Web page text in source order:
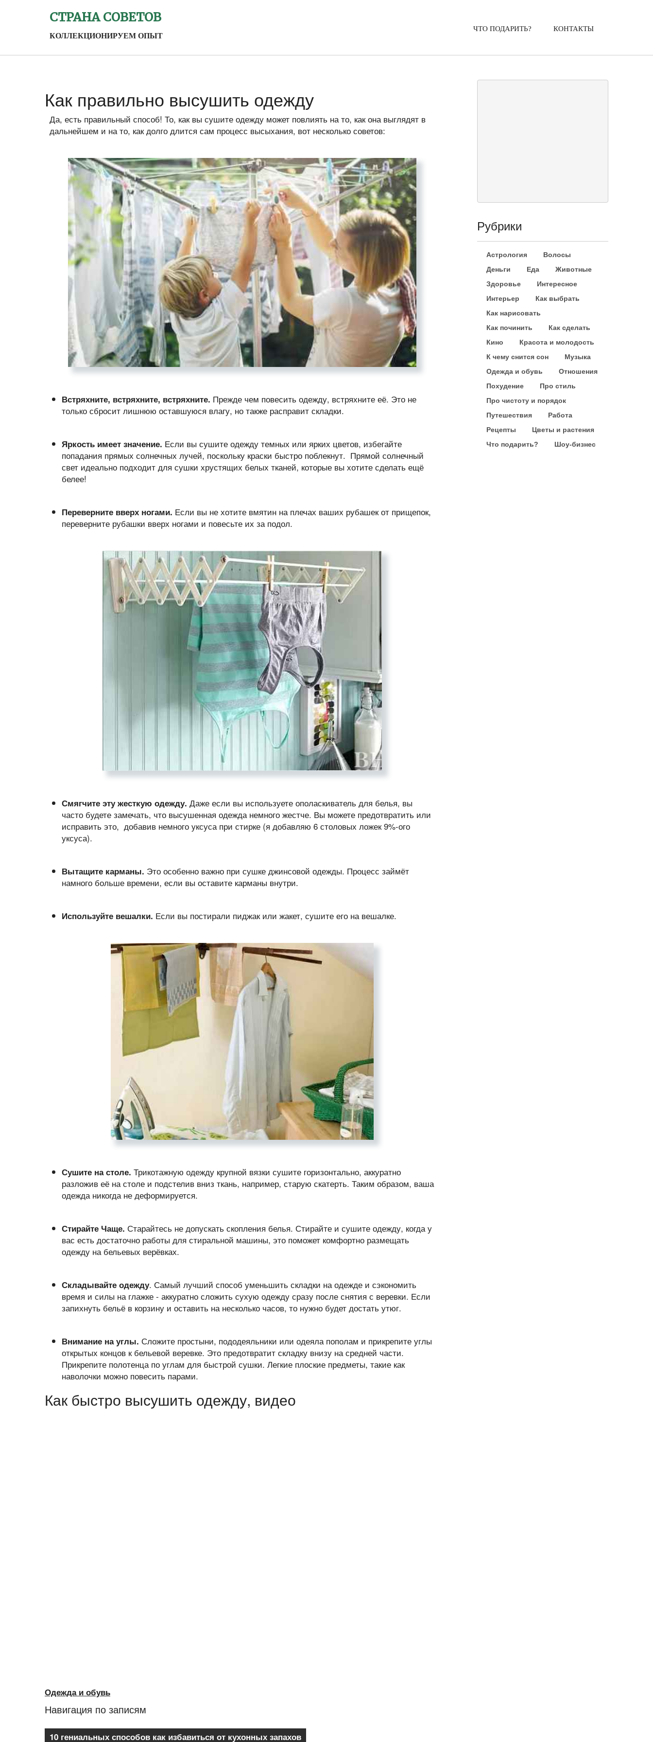
СТРАНА СОВЕТОВ
КОЛЛЕКЦИОНИРУЕМ ОПЫТ
ЧТО ПОДАРИТЬ? КОНТАКТЫ
Как правильно высушить одежду
Да, есть правильный способ! То, как вы сушите одежду может повлиять на то, как она выглядят в
дальнейшем и на то, как долго длится сам процесс высыхания, вот несколько советов:
Встряхните, встряхните, встряхните. Прежде чем повесить одежду, встряхните её. Это не
только сбросит лишнюю оставшуюся влагу, но также расправит складки.
Яркость имеет значение. Если вы сушите одежду темных или ярких цветов, избегайте
попадания прямых солнечных лучей, поскольку краски быстро поблекнут. Прямой солнечный
свет идеально подходит для сушки хрустящих белых тканей, которые вы хотите сделать ещё
белее!
Переверните вверх ногами. Если вы не хотите вмятин на плечах ваших рубашек от прищепок,
переверните рубашки вверх ногами и повесьте их за подол.
Смягчите эту жесткую одежду. Даже если вы используете ополаскиватель для белья, вы
часто будете замечать, что высушенная одежда немного жестче. Вы можете предотвратить или
исправить это, добавив немного уксуса при стирке (я добавляю 6 столовых ложек 9%-ого
уксуса).
Вытащите карманы. Это особенно важно при сушке джинсовой одежды. Процесс займёт
намного больше времени, если вы оставите карманы внутри.
Используйте вешалки. Если вы постирали пиджак или жакет, сушите его на вешалке.
Сушите на столе. Трикотажную одежду крупной вязки сушите горизонтально, аккуратно
разложив её на столе и подстелив вниз ткань, например, старую скатерть. Таким образом, ваша
одежда никогда не деформируется.
Стирайте Чаще. Старайтесь не допускать скопления белья. Стирайте и сушите одежду, когда у
вас есть достаточно работы для стиральной машины, это поможет комфортно размещать
одежду на бельевых верёвках.
Складывайте одежду. Самый лучший способ уменьшить складки на одежде и сэкономить
время и силы на глажке - аккуратно сложить сухую одежду сразу после снятия с веревки. Если
запихнуть бельё в корзину и оставить на несколько часов, то нужно будет достать утюг.
Внимание на углы. Сложите простыни, пододеяльники или одеяла пополам и прикрепите углы
открытых концов к бельевой веревке. Это предотвратит складку внизу на средней части.
Прикрепите полотенца по углам для быстрой сушки. Легкие плоские предметы, такие как
наволочки можно повесить парами.
Как быстро высушить одежду, видео
Одежда и обувь
Навигация по записям
10 гениальных способов как избавиться от кухонных запахов
Рубрики
Астрология
Волосы
Деньги
Еда
Животные
Здоровье
Интересное
Интерьер
Как выбрать
Как нарисовать
Как починить
Как сделать
Кино
Красота и молодость
К чему снится сон
Музыка
Одежда и обувь
Отношения
Похудение
Про стиль
Про чистоту и порядок
Путешествия
Работа
Рецепты
Цветы и растения
Что подарить?
Шоу-бизнес